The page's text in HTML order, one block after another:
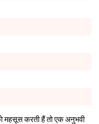
महसूस करती हैं तो एक अनुभवी